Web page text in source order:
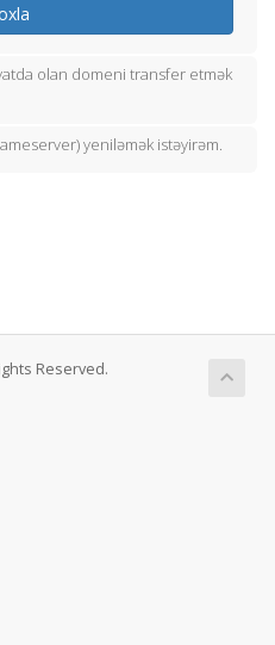
olan domeni transfer etmək
yeniləmək istəyirəm.
Reserved.